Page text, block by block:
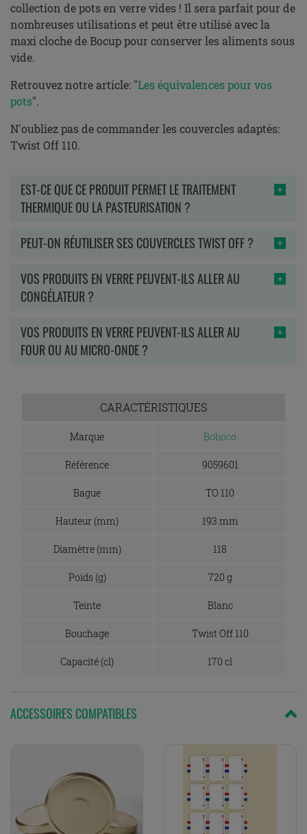
collection de pots en verre vides ! Il sera parfait pour de
nombreuses utilisations et peut être utilisé avec la
maxi cloche de Bocup pour conserver les aliments sous
vide.
Retrouvez notre article: "Les équivalences pour vos
pots".
N'oubliez pas de commander les couvercles adaptés:
Twist Off 110.
EST-CE QUE CE PRODUIT PERMET LE TRAITEMENT
THERMIQUE OU LA PASTEURISATION ?
PEUT-ON RÉUTILISER SES COUVERCLES TWIST OFF ?
VOS PRODUITS EN VERRE PEUVENT-ILS ALLER AU
CONGÉLATEUR ?
VOS PRODUITS EN VERRE PEUVENT-ILS ALLER AU
FOUR OU AU MICRO-ONDE ?
CARACTÉRISTIQUES
Marque Boboco
Référence 9059601
Bague TO 110
Hauteur (mm) 193 mm
Diamètre (mm) 118
Poids (g) 720 g
Teinte Blanc
Bouchage Twist Off 110
Capacité (cl) 170 cl
ACCESSOIRES COMPATIBLES